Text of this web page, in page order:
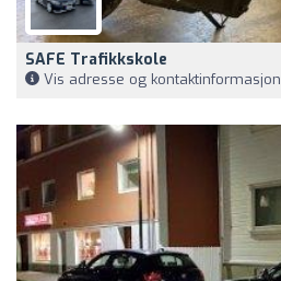
SAFE Trafikkskole
Vis adresse og kontaktinformasjon